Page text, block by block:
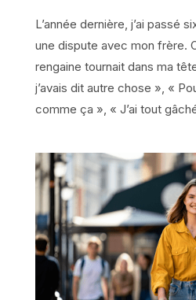
L’année dernière, j’ai passé
une dispute avec mon frère.
rengaine tournait dans ma
j’avais dit autre chose », «
comme ça », « J’ai tout